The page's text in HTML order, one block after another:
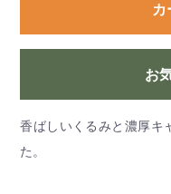
カ
お
香ばしいくるみと濃厚キ
た。